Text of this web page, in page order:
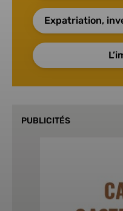
Expatriation,
PUBLICITÉS